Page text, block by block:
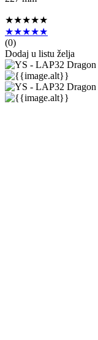
★★★★★
★★★★★
(0)
Dodaj u listu želja